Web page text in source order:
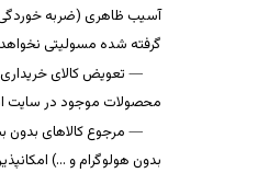
آسیب ظاهری (ضربه
گرفته شده مسولیتی
تعویض کالای
محصولات موجود در سایت
مرجوع کالاهای بدون
بدون هولوگرام و …)